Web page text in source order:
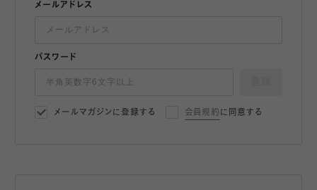
メールアドレス
パスワード
メールマガジンに登録する 会員規約 に同意する